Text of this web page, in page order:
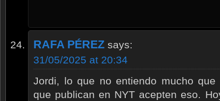
RAFA PÉREZ says:
31/05/2025 at 20:34
Jordi, lo que no entiendo mucho
que publican en NYT acepten eso.